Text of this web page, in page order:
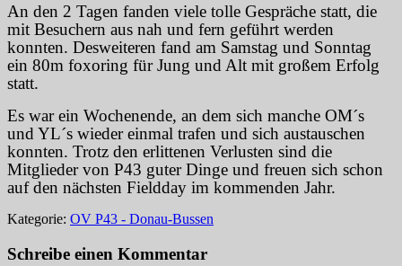
An den 2 Tagen fanden viele tolle Gespräche statt, die
mit Besuchern aus nah und fern geführt werden
konnten. Desweiteren fand am Samstag und Sonntag
ein 80m foxoring für Jung und Alt mit großem Erfolg
statt.
Es war ein Wochenende, an dem sich manche OM´s
und YL´s wieder einmal trafen und sich austauschen
konnten. Trotz den erlittenen Verlusten sind die
Mitglieder von P43 guter Dinge und freuen sich schon
auf den nächsten Fieldday im kommenden Jahr.
Kategorie: OV P43 - Donau-Bussen
Schreibe einen Kommentar